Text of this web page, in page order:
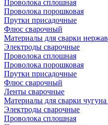
Проволока сплошная
Проволока порошковая
Прутки присадочные
Флюс сварочный
Материалы для сварки
Электроды сварочные
Проволока сплошная
Проволока порошковая
Прутки присадочные
Флюс сварочный
Ленты сварочные
Материалы для сварки
Электроды сварочные
Проволока сплошная